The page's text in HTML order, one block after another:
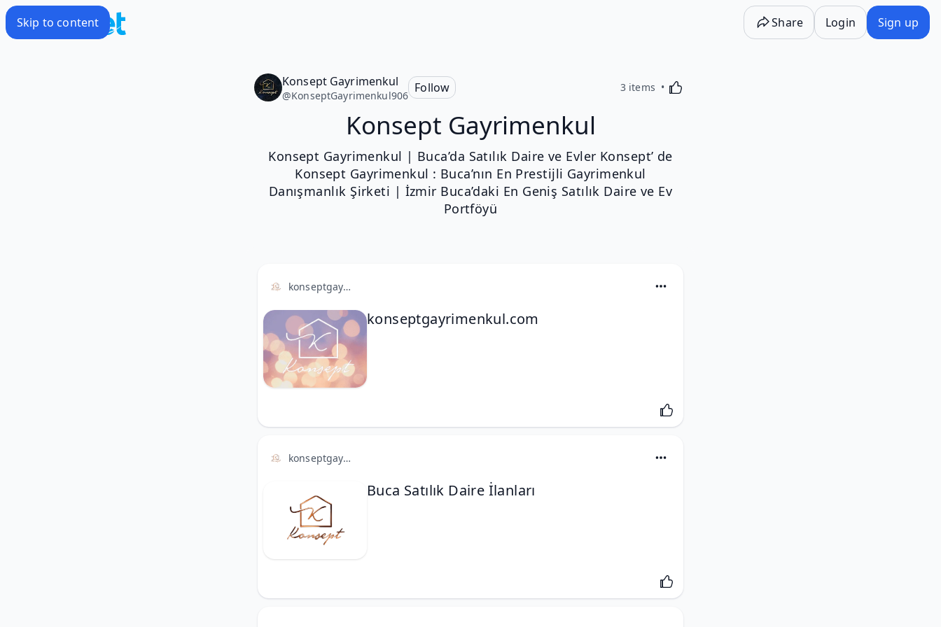
Skip to content Share Login Sign up
Konsept Gayrimenkul
@KonseptGayrimenkul906
Follow 3 items Activating this element will cause content on the
Konsept Gayrimenkul
Konsept Gayrimenkul | Buca’da Satılık Daire ve Evler Konsept’ de
Konsept Gayrimenkul : Buca’nın En Prestijli Gayrimenkul
Danışmanlık Şirketi | İzmir Buca’daki En Geniş Satılık Daire ve Ev
Portföyü
konseptgayrimenkul.com
konseptgayrimenkul.com
konseptgayrimenkul.com
Buca Satılık Daire İlanları